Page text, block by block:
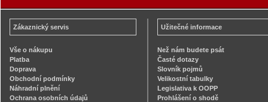
Zákaznický servis
Vše o nákupu
Platba
Doprava
Obchodní podmínky
Náhradní plnění
Ochrana osobních údajů
Užitečné informace
Než nám budete psát
Časté dotazy
Slovník pojmů
Velikostní tabulky
Legislativa k OOPP
Prohlášení o shodě